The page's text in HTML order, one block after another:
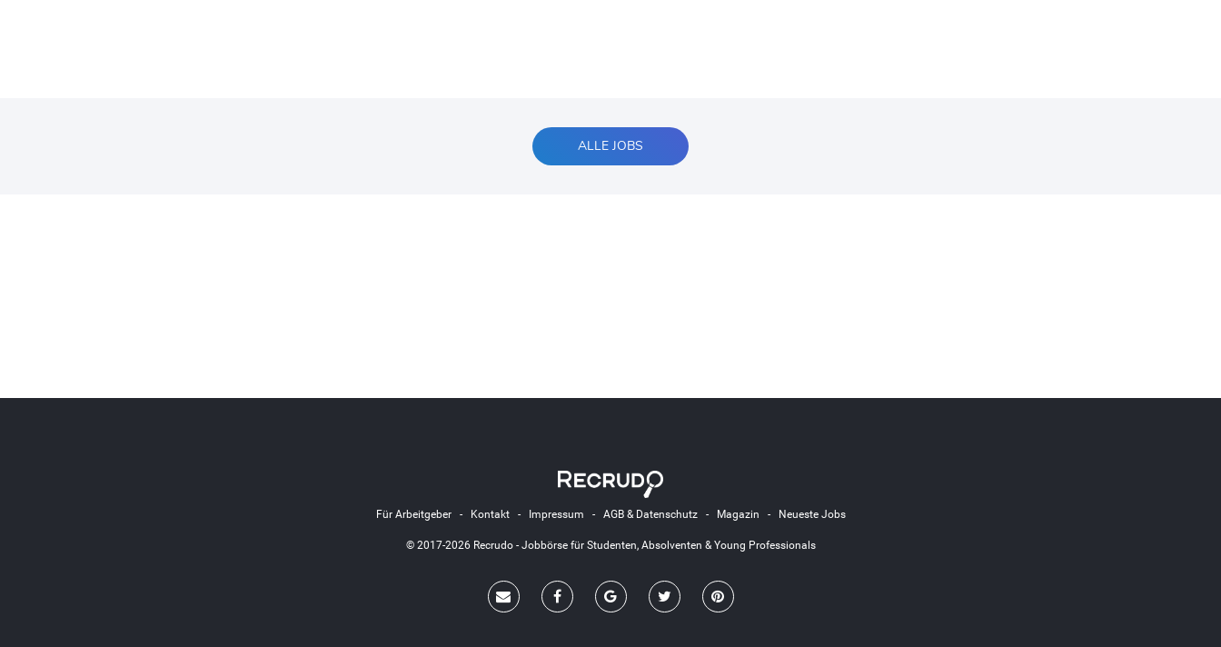
ALLE JOBS
Für Arbeitgeber- Kontakt- Impressum - AGB & Datenschutz- Magazin - Neueste Jobs
© 2017-2026 Recrudo - Jobbörse für Studenten, Absolventen & Young Professionals